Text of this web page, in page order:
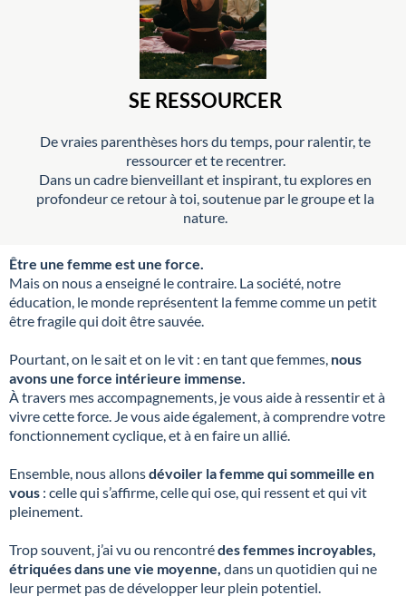
SE RESSOURCER
De vraies parenthèses hors du temps, pour ralentir, te
ressourcer et te recentrer.
Dans un cadre bienveillant et inspirant, tu explores en
profondeur ce retour à toi, soutenue par le groupe et la
nature.
Être une femme est une force.
Mais on nous a enseigné le contraire. La société, notre
éducation, le monde représentent la femme comme un petit
être fragile qui doit être sauvée.
Pourtant, on le sait et on le vit : en tant que femmes, nous
avons une force intérieure immense.
À travers mes accompagnements, je vous aide à ressentir et à
vivre cette force. Je vous aide également, à comprendre votre
fonctionnement cyclique, et à en faire un allié.
Ensemble, nous allonsdévoiler la femme qui sommeille en
vous : celle qui s’affirme, celle qui ose, qui ressent et qui vit
pleinement.
Trop souvent, j’ai vu ou rencontrédes femmes incroyables,
étriquées dans une vie moyenne, dans un quotidien qui ne
leur permet pas de développer leur plein potentiel.